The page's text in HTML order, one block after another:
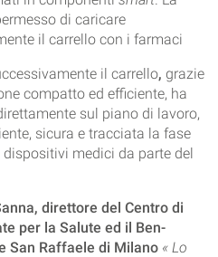
di caricare
il carrello con i farmaci
il carrello, grazie
compatto ed efficiente, ha
sul piano di lavoro,
sicura e tracciata la fase
medici da parte del
direttore del Centro di
per la Salute ed il Ben-
San Raffaele di Milano « Lo